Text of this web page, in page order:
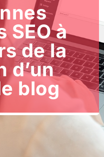
SEO à
de la
d’un
blog